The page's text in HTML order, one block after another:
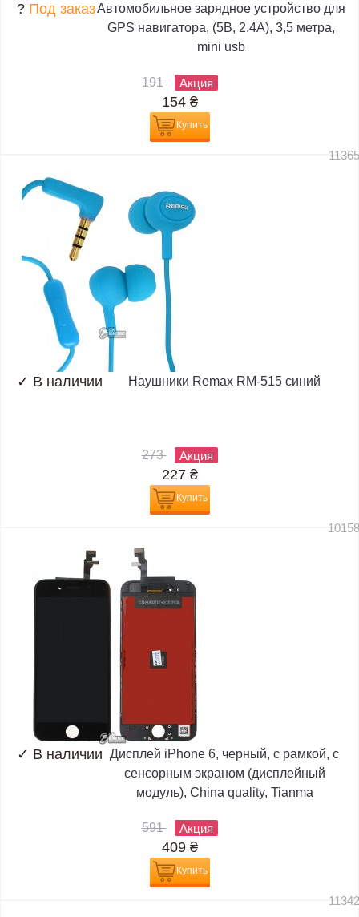
? Под заказАвтомобильное зарядное устройство для
GPS навигатора, (5В, 2.4А), 3,5 метра,
mini usb
191 Акция
154 ₴
Купить
✓ В наличии Наушники Remax RM-515 синий
273 Акция
227 ₴
Купить
✓ В наличии Дисплей iPhone 6, черный, с рамкой, с
сенсорным экраном (дисплейный
модуль), China quality, Tianma
591 Акция
409 ₴
Купить